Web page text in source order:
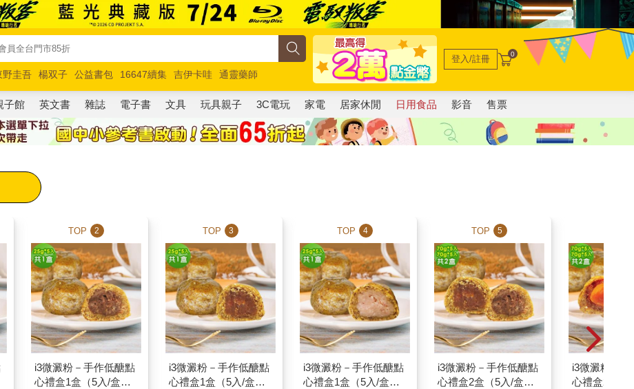
野圭吾 楊双子 公益書包 16647續集 吉伊卡哇
通靈藥師
賽 路邊攤新作 馬斯克 玩具總動員5 超慢跑
登入/註冊 0
子館 英文書 雜誌 電子書 文具 玩具親子 3C電玩 家電 居家休閒 日用食品 影音 售票
TOP 2
i3微澱粉－手作低醣點
心禮盒1盒（5入/盒）
TOP 3
i3微澱粉－手作低醣點
心禮盒1盒（5入/盒）
TOP 4
i3微澱粉－手作低醣點
心禮盒1盒（5入/盒）
TOP 5
i3微澱粉－手作低醣點
心禮盒2盒（5入/盒）
i3微澱粉－
心禮盒2盒（